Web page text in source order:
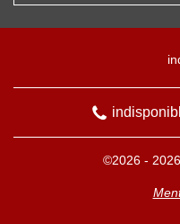
©2026 -